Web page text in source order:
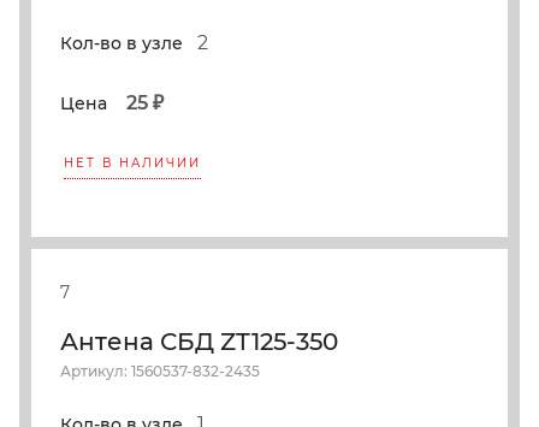
Кол-во в узле 2
Цена 25 ₽
НЕТ В НАЛИЧИИ
7
Антена СБД ZT125-350
Артикул: 1560537-832-2435